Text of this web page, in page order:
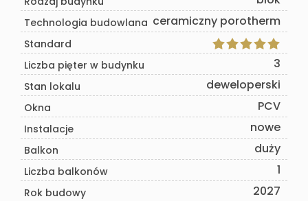
Technologia budowlana ceramiczny porotherm
Standard
Liczba pięter w budynku
3
Stan lokalu deweloperski
Okna PCV
Instalacje nowe
Balkon duży
Liczba balkonów 1
Rok budowy 2027